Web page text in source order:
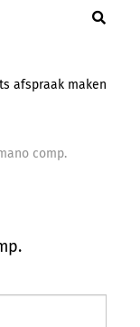
afspraak maken
comp.